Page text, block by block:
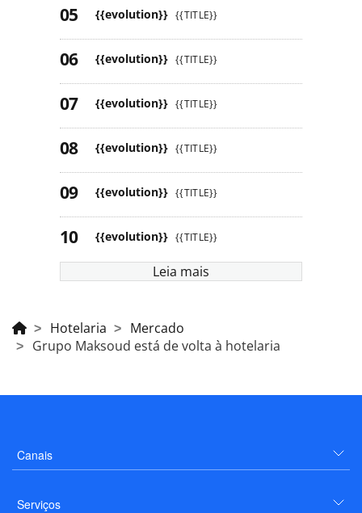
{{evolution}} {{TITLE}}
{{evolution}} {{TITLE}}
{{evolution}} {{TITLE}}
{{evolution}} {{TITLE}}
{{evolution}} {{TITLE}}
{{evolution}} {{TITLE}}
Leia mais
Hotelaria
Mercado
Grupo Maksoud está de volta à hotelaria
Canais
Serviços